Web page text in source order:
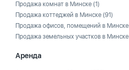
Продажа комнат в Минске (1)
Продажа коттеджей в Минске (91)
Продажа офисов, помещений в Минске
Продажа земельных участков в Минске
Аренда